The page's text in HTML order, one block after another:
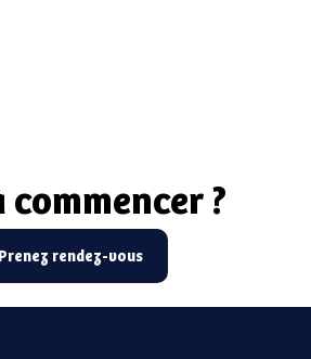
commencer ?
commencer ?
Prenez rendez-vous